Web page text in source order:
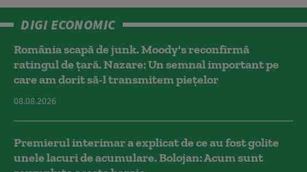
DIGI ECONOMIC
România scapă de junk. Moody's reconfirmă
ratingul de țară. Nazare: Un semnal important pe
care am dorit să-l transmitem piețelor
08.08.2026
Premierul interimar a explicat de ce au fost golite
unele lacuri de acumulare. Bolojan: Acum sunt